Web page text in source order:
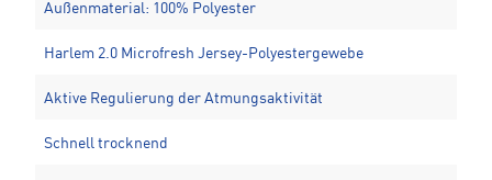
Außenmaterial: 100% Polyester
Harlem 2.0 Microfresh Jersey-Polyestergewebe
Aktive Regulierung der Atmungsaktivität
Schnell trocknend